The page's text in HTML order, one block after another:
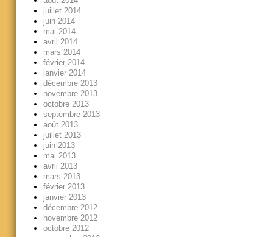
juillet 2014
juin 2014
mai 2014
avril 2014
mars 2014
février 2014
janvier 2014
décembre 2013
novembre 2013
octobre 2013
septembre 2013
août 2013
juillet 2013
juin 2013
mai 2013
avril 2013
mars 2013
février 2013
janvier 2013
décembre 2012
novembre 2012
octobre 2012